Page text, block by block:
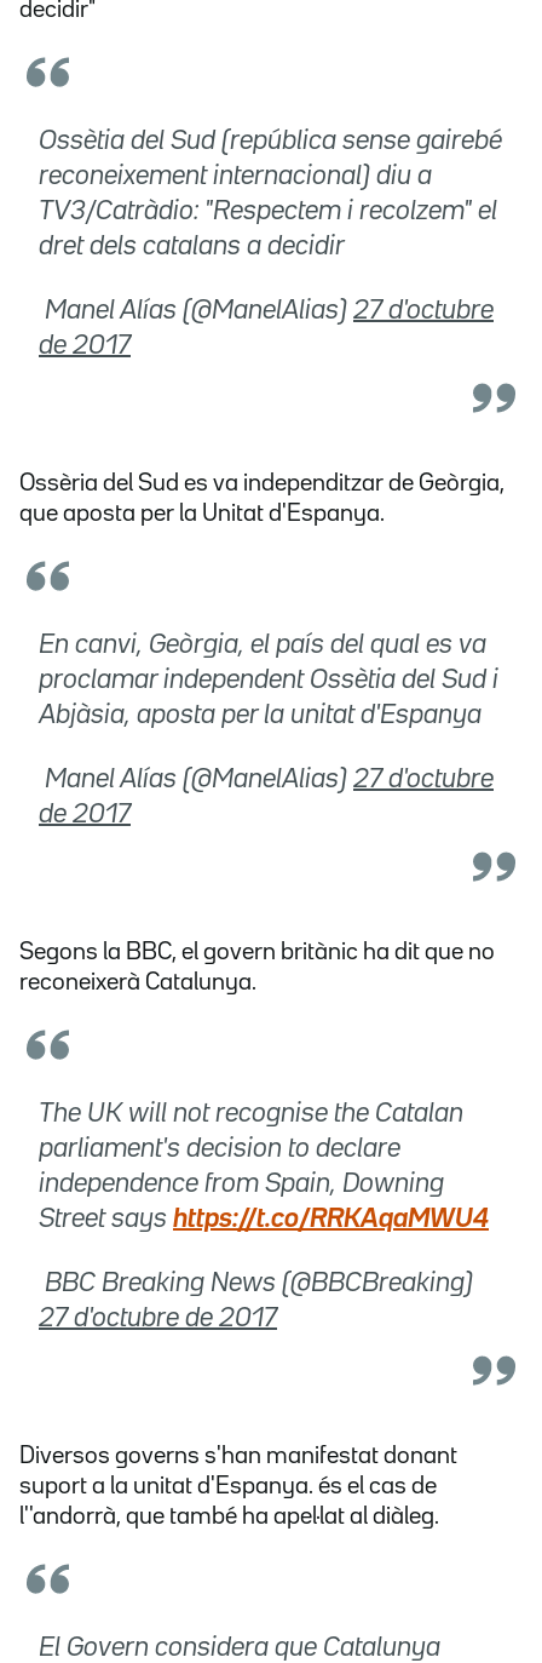
decidir"
Ossètia del Sud (república sense gairebé
reconeixement internacional) diu a
TV3/Catràdio: "Respectem i recolzem" el
dret dels catalans a decidir
 Manel Alías (@ManelAlias) 27 d'octubre
de 2017
Ossèria del Sud es va independitzar de Geòrgia,
que aposta per la Unitat d'Espanya.
En canvi, Geòrgia, el país del qual es va
proclamar independent Ossètia del Sud i
Abjàsia, aposta per la unitat d'Espanya
 Manel Alías (@ManelAlias) 27 d'octubre
de 2017
Segons la BBC, el govern britànic ha dit que no
reconeixerà Catalunya.
The UK will not recognise the Catalan
parliament's decision to declare
independence from Spain, Downing
Street says https://t.co/RRKAqaMWU4
 BBC Breaking News (@BBCBreaking)
27 d'octubre de 2017
Diversos governs s'han manifestat donant
suport a la unitat d'Espanya. és el cas de
l''andorrà, que també ha apel·lat al diàleg.
El Govern considera que Catalunya